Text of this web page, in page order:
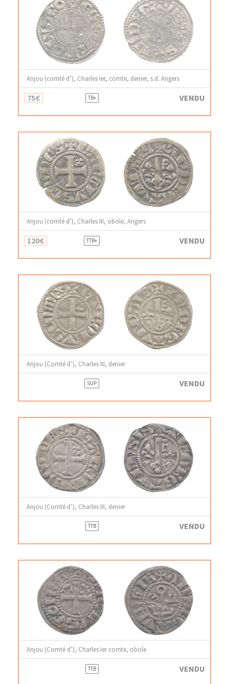
Anjou (comté d’), Charles Ier, comte, denier, s.d. Angers
75€ TB+ VENDU
Anjou (comté d’), Charles III, obole, Angers
120€ TTB+ VENDU
Anjou (Comté d’), Charles III, denier
SUP VENDU
Anjou (Comté d’), Charles III, denier
TTB VENDU
Anjou (Comté d’), Charles Ier comte, obole
TTB VENDU